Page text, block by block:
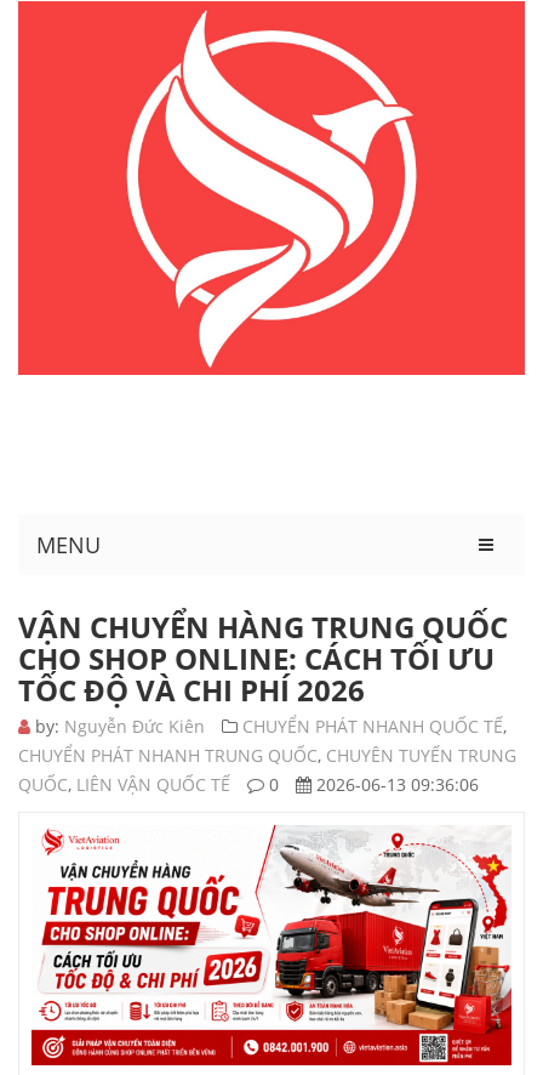
MENU
VẬN CHUYỂN HÀNG TRUNG QUỐC
CHO SHOP ONLINE: CÁCH TỐI ƯU
TỐC ĐỘ VÀ CHI PHÍ 2026
by: Nguyễn Đức Kiên CHUYỂN PHÁT NHANH QUỐC TẾ,
CHUYỂN PHÁT NHANH TRUNG QUỐC, CHUYÊN TUYẾN TRUNG
QUỐC, LIÊN VẬN QUỐC TẾ 0 2026-06-13 09:36:06